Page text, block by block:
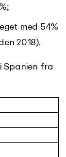
med 54%
2018).
Spanien fra